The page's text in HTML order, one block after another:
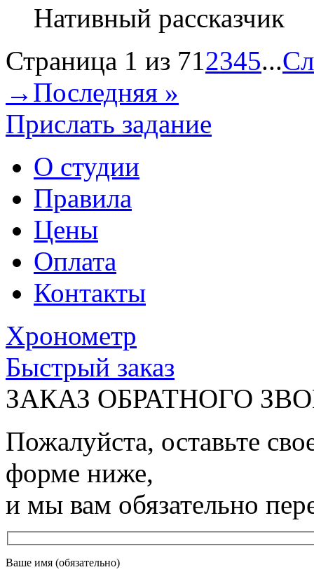
Нативный рассказчик
Страница 1 из 712345...
→ Последняя »
Прислать задание
О студии
Правила
Цены
Оплата
Контакты
Хронометр
Быстрый заказ
ЗАКАЗ ОБРАТНОГО
Пожалуйста, оставьте
форме ниже,
и мы вам обязательно
Ваше имя (обязательно)